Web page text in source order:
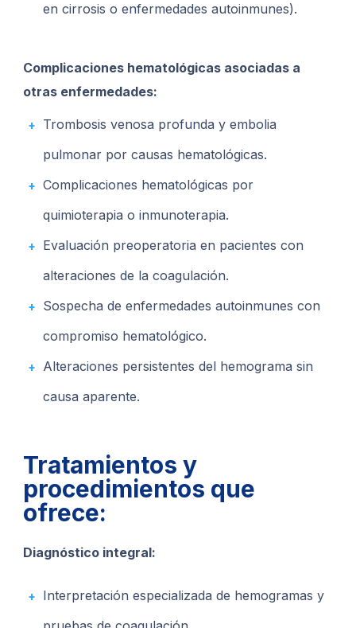
en cirrosis o enfermedades autoinmunes).
Complicaciones hematológicas asociadas a
otras enfermedades:
Trombosis venosa profunda y embolia
pulmonar por causas hematológicas.
Complicaciones hematológicas por
quimioterapia o inmunoterapia.
Evaluación preoperatoria en pacientes con
alteraciones de la coagulación.
Sospecha de enfermedades autoinmunes con
compromiso hematológico.
Alteraciones persistentes del hemograma sin
causa aparente.
Tratamientos y
procedimientos que
ofrece:
Diagnóstico integral:
Interpretación especializada de hemogramas y